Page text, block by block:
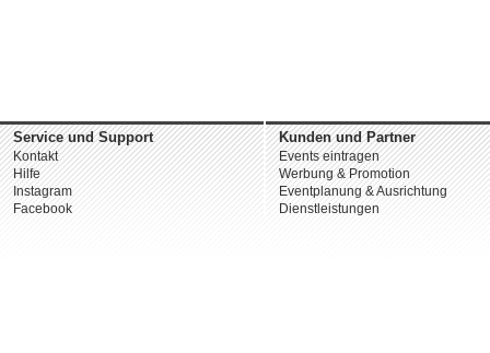
Service und Support
Kontakt
Hilfe
Instagram
Facebook
Kunden und Partner
Events eintragen
Werbung & Promotion
Eventplanung & Ausrichtung
Dienstleistungen